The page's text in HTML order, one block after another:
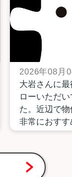
2026年08月
大岩さんに
ローいただ
た。近辺で
非常におす